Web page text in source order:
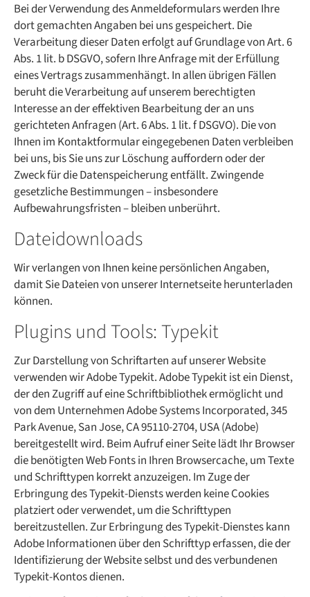
Bei der Verwendung des Anmeldeformulars werden Ihre
dort gemachten Angaben bei uns gespeichert. Die
Verarbeitung dieser Daten erfolgt auf Grundlage von Art. 6
Abs. 1 lit. b DSGVO, sofern Ihre Anfrage mit der Erfüllung
eines Vertrags zusammenhängt. In allen übrigen Fällen
beruht die Verarbeitung auf unserem berechtigten
Interesse an der effektiven Bearbeitung der an uns
gerichteten Anfragen (Art. 6 Abs. 1 lit. f DSGVO). Die von
Ihnen im Kontaktformular eingegebenen Daten verbleiben
bei uns, bis Sie uns zur Löschung auffordern oder der
Zweck für die Datenspeicherung entfällt. Zwingende
gesetzliche Bestimmungen – insbesondere
Aufbewahrungsfristen – bleiben unberührt.
Dateidownloads
Wir verlangen von Ihnen keine persönlichen Angaben,
damit Sie Dateien von unserer Internetseite herunterladen
können.
Plugins und Tools: Typekit
Zur Darstellung von Schriftarten auf unserer Website
verwenden wir Adobe Typekit. Adobe Typekit ist ein Dienst,
der den Zugriff auf eine Schriftbibliothek ermöglicht und
von dem Unternehmen Adobe Systems Incorporated, 345
Park Avenue, San Jose, CA 95110-2704, USA (Adobe)
bereitgestellt wird. Beim Aufruf einer Seite lädt Ihr Browser
die benötigten Web Fonts in Ihren Browsercache, um Texte
und Schrifttypen korrekt anzuzeigen. Im Zuge der
Erbringung des Typekit-Diensts werden keine Cookies
platziert oder verwendet, um die Schrifttypen
bereitzustellen. Zur Erbringung des Typekit-Dienstes kann
Adobe Informationen über den Schrifttyp erfassen, die der
Identifizierung der Website selbst und des verbundenen
Typekit-Kontos dienen.